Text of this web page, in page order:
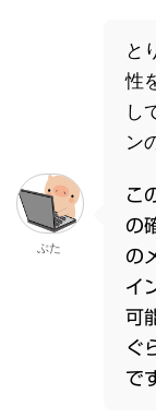
ぶた
と
性
し
ン
こ
の
の
イ
可
ぐ
で